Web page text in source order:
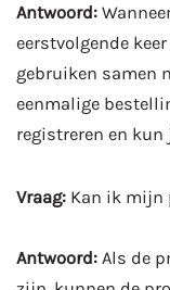
Antwoord:
eerstvolgende
gebruiken samen
eenmalige
registreren en
Vraag: Kan ik mijn
Antwoord: Als de